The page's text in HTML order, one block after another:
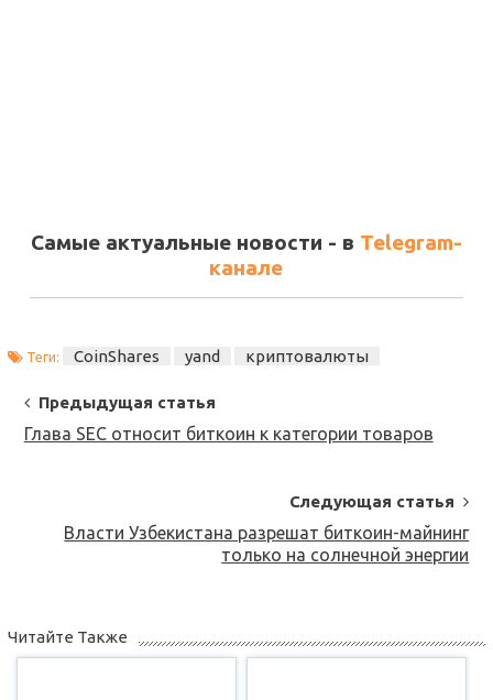
Самые актуальные новости - в Telegram-
канале
Теги: CoinShares yand криптовалюты
Post
Navigation
Предыдущая статья
Глава SEC относит биткоин к категории товаров
Следующая статья
Власти Узбекистана разрешат биткоин-майнинг
только на солнечной энергии
Читайте Также